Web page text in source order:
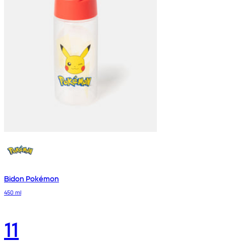
Bidon Pokémon
450 ml
11